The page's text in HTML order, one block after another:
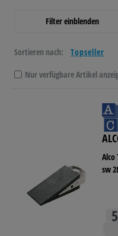
Filter einblenden
Sortieren nach:
Nur verfügbare Artikel
sw